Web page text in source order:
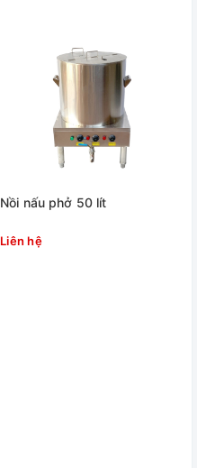
Nồi nấu phở 50 lít
Liên hệ